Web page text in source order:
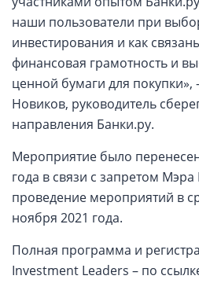
наши пользователи при
инвестирования и как
финансовая грамотность и
ценной бумаги для
Новиков, руководитель
направления Банки.ру.
Мероприятие было
года в связи с запретом
проведение мероприятий в
ноября 2021 года.
Полная программа и
Investment Leaders – по